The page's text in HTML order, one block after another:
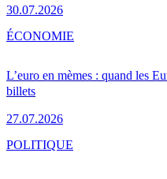
30.07.2026
L’euro en mèmes : quand les
billets
27.07.2026
ÉCONOMIE
POLITIQUE